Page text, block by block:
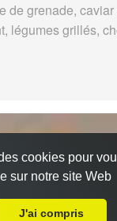
de grenade,
légumes grillés,
cookies pour
sur notre site Web
J'ai compris